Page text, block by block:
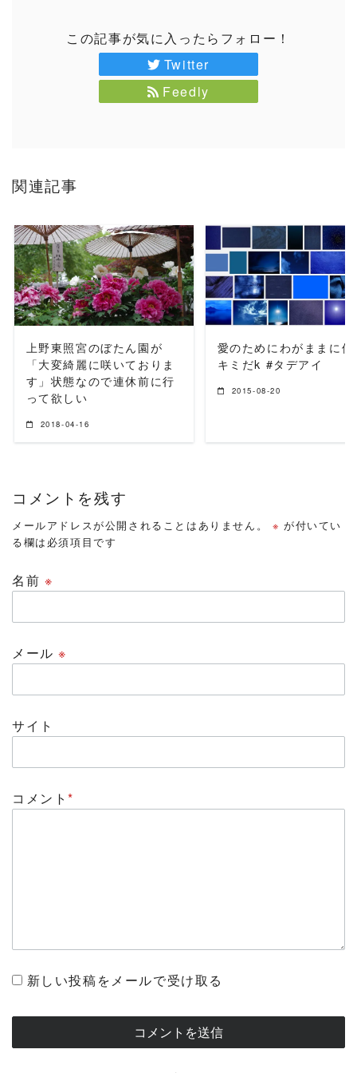
この記事が気に入ったらフォロー！
Twitter
Feedly
関連記事
READ MORE
上野東照宮のぼたん園が
「大変綺麗に咲いておりま
す」状態なので連休前に行
って欲しい
2018-04-16
READ MORE
愛のためにわがままに僕
キミだk #タデアイ
2015-08-20
コメントを残す
メールアドレスが公開されることはありません。 ※ が付いてい
る欄は必須項目です
名前 ※
メール※
サイト
コメント*
新しい投稿をメールで受け取る